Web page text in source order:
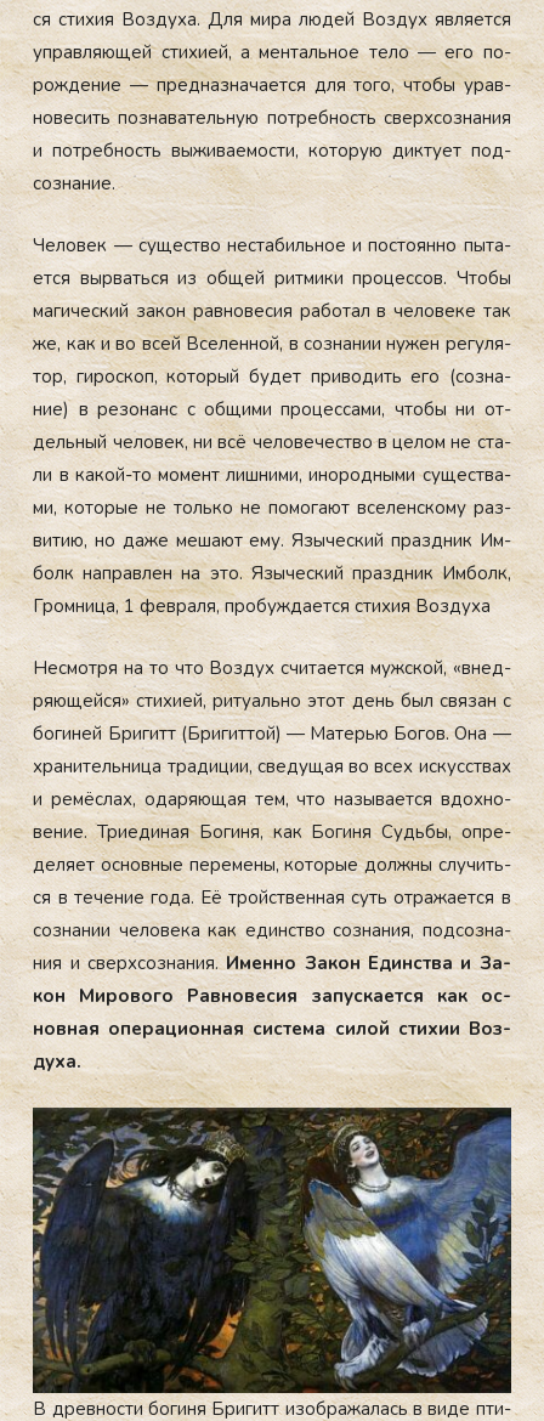
ся сти­хия Воз­ду­ха. Для ми­ра лю­дей Воз­дух яв­ля­ет­ся
уп­равля­ющей сти­хи­ей, а мен­таль­ное те­ло — его по­
рож­де­ние — пред­назна­ча­ет­ся для то­го, что­бы урав­
но­весить поз­на­ватель­ную пот­ребность свер­хсоз­на­ния
и пот­ребность вы­жива­емос­ти, ко­торую дик­ту­ет под­
созна­ние.
Че­ловек — су­щес­тво нес­та­биль­ное и пос­то­ян­но пы­та­
ет­ся выр­вать­ся из об­щей рит­ми­ки про­цес­сов. Что­бы
ма­гичес­кий за­кон рав­но­весия ра­ботал в че­лове­ке так
же, как и во всей Все­лен­ной, в соз­на­нии ну­жен ре­гуля­
тор, ги­рос­коп, ко­торый бу­дет при­водить его (соз­на­
ние) в ре­зонанс с об­щи­ми про­цес­са­ми, что­бы ни от­
дель­ный че­ловек, ни всё че­лове­чес­тво в це­лом не ста­
ли в ка­кой-то мо­мент лиш­ни­ми, ино­род­ны­ми су­щес­тва­
ми, ко­торые не толь­ко не по­мога­ют все­лен­ско­му раз­
ви­тию, но да­же ме­ша­ют ему. Язы­чес­кий праз­дник Им­
болк нап­равлен на это. Язы­чес­кий праз­дник Им­болк,
Гром­ни­ца, 1 фев­ра­ля, про­буж­да­ет­ся сти­хия Воз­ду­ха
Нес­мотря на то что Воз­дух счи­та­ет­ся муж­ской, «внед­
ря­ющей­ся» сти­хи­ей, ри­ту­аль­но этот день был свя­зан с
бо­гиней Бри­гитт (Бри­гит­той) — Ма­терью Бо­гов. Она —
хра­нитель­ни­ца тра­диции, све­дущая во всех ис­кусс­твах
и ре­мёс­лах, ода­ря­ющая тем, что на­зыва­ет­ся вдох­но­
вение. Три­еди­ная Бо­гиня, как Бо­гиня Судь­бы, оп­ре­
деля­ет ос­новные пе­реме­ны, ко­торые дол­жны слу­чить­
ся в те­чение го­да. Её трой­ствен­ная суть от­ра­жа­ет­ся в
соз­на­нии че­лове­ка как единс­тво соз­на­ния, под­созна­
ния и свер­хсоз­на­ния.Имен­но За­кон Единс­тва и За­
кон Ми­рово­го Рав­но­весия за­пус­ка­ет­ся как ос­
новная опе­раци­он­ная сис­те­ма си­лой сти­хии Воз­
ду­ха.
В древ­ности бо­гиня Бри­гитт изоб­ра­жалась в ви­де пти­